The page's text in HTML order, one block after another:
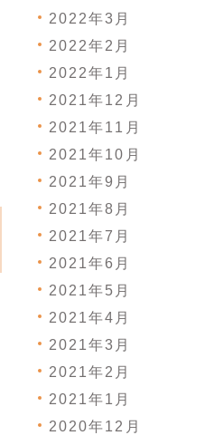
2022年3月
2022年2月
2022年1月
2021年12月
2021年11月
2021年10月
2021年9月
2021年8月
2021年7月
2021年6月
2021年5月
2021年4月
2021年3月
2021年2月
2021年1月
2020年12月